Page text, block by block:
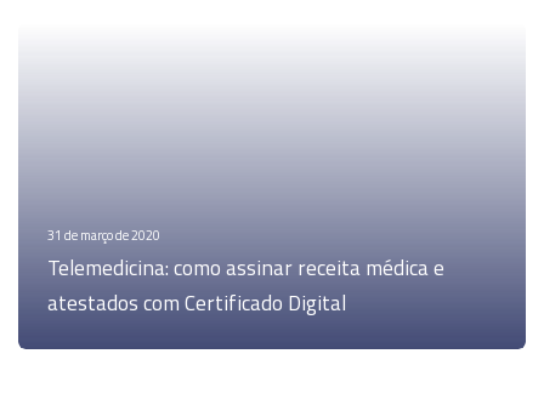
31 de março de 2020
Telemedicina: como assinar receita médica e
atestados com Certificado Digital